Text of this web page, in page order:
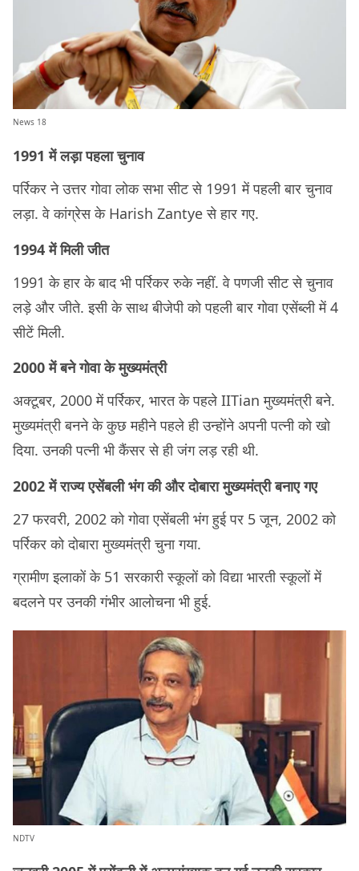
News 18
1991 में लड़ा पहला चुनाव
पर्रिकर ने उत्तर गोवा लोक सभा सीट से 1991 में पहली बार चुनाव
लड़ा. वे कांग्रेस के Harish Zantye से हार गए.
1994 में मिली जीत
1991 के हार के बाद भी पर्रिकर रुके नहीं. वे पणजी सीट से चुनाव
लड़े और जीते. इसी के साथ बीजेपी को पहली बार गोवा एसेंब्ली में 4
सीटें मिली.
2000 में बने गोवा के मुख्यमंत्री
अक्टूबर, 2000 में पर्रिकर, भारत के पहले IITian मुख्यमंत्री बने.
मुख्यमंत्री बनने के कुछ महीने पहले ही उन्होंने अपनी पत्नी को खो
दिया. उनकी पत्नी भी कैंसर से ही जंग लड़ रही थी.
2002 में राज्य एसेंबली भंग की और दोबारा मुख्यमंत्री बनाए गए
27 फरवरी, 2002 को गोवा एसेंबली भंग हुई पर 5 जून, 2002 को
पर्रिकर को दोबारा मुख्यमंत्री चुना गया.
ग्रामीण इलाकों के 51 सरकारी स्कूलों को विद्या भारती स्कूलों में
बदलने पर उनकी गंभीर आलोचना भी हुई.
NDTV